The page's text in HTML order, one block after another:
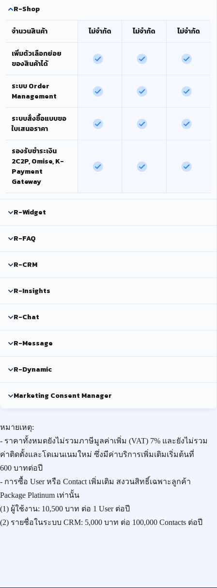
R-Shop
จำนวนสินค้า ไม่จำกัด ไม่จำกัด ไม่จำกัด
เพิ่มตัวเลือกย่อย
ของสินค้าได้
ระบบ Order
Management
ระบบสั่งซื้อแบบขอ
ใบเสนอราคา
รองรับชำระเงิน
2C2P, Omise, K-
Payment
Gateway
R-Widget
R-FAQ
R-CRM
R-Insights
R-Chat
R-Message
R-Dynamic
Marketing Consent Manager
หมายเหตุ:
- ราคาทั้งหมดยังไม่รวมภาษีมูลค่าเพิ่ม (VAT) 7% และยังไม่รวม
ค่าติดตั้งและโดเมนเนมใหม่ ซึ่งมีค่าบริการเพิ่มเติมเริ่มต้นที่
600 บาทต่อปี
- การซื้อ User หรือ Contact เพิ่มเติม สงวนสิทธิ์เฉพาะลูกค้า
Package Platinum เท่านั้น
(1) ผู้ใช้งาน: 10,500 บาท ต่อ 1 User ต่อปี
(2) รายชื่อในระบบ CRM: 5,000 บาท ต่อ 100,000 Contacts ต่อปี